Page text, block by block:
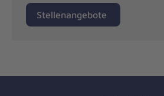
Stellenangebote